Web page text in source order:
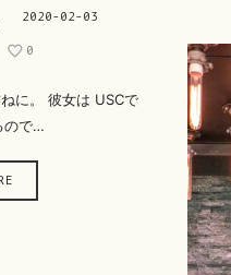
2020-02-03
0
に。 彼女は USCで
ので…